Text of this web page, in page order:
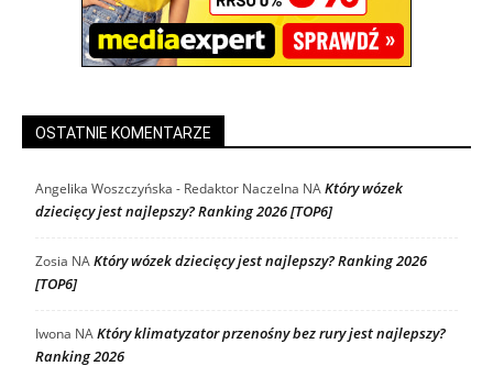
OSTATNIE KOMENTARZE
Angelika Woszczyńska - Redaktor Naczelna NAKtóry wózek
dziecięcy jest najlepszy? Ranking 2026 [TOP6]
Zosia NAKtóry wózek dziecięcy jest najlepszy? Ranking 2026
[TOP6]
Iwona NAKtóry klimatyzator przenośny bez rury jest najlepszy?
Ranking 2026